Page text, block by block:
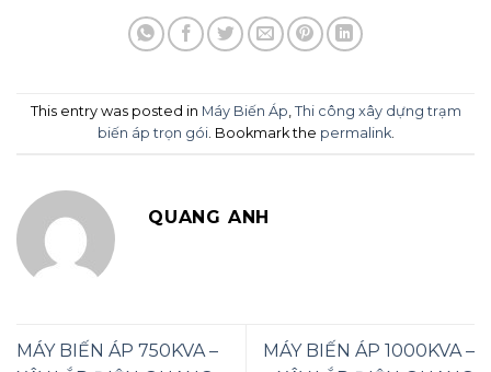
This entry was posted in Máy Biến Áp, Thi công xây dựng trạm
biến áp trọn gói. Bookmark the permalink.
QUANG ANH
MÁY BIẾN ÁP 750KVA –
MÁY BIẾN ÁP 1000KVA –